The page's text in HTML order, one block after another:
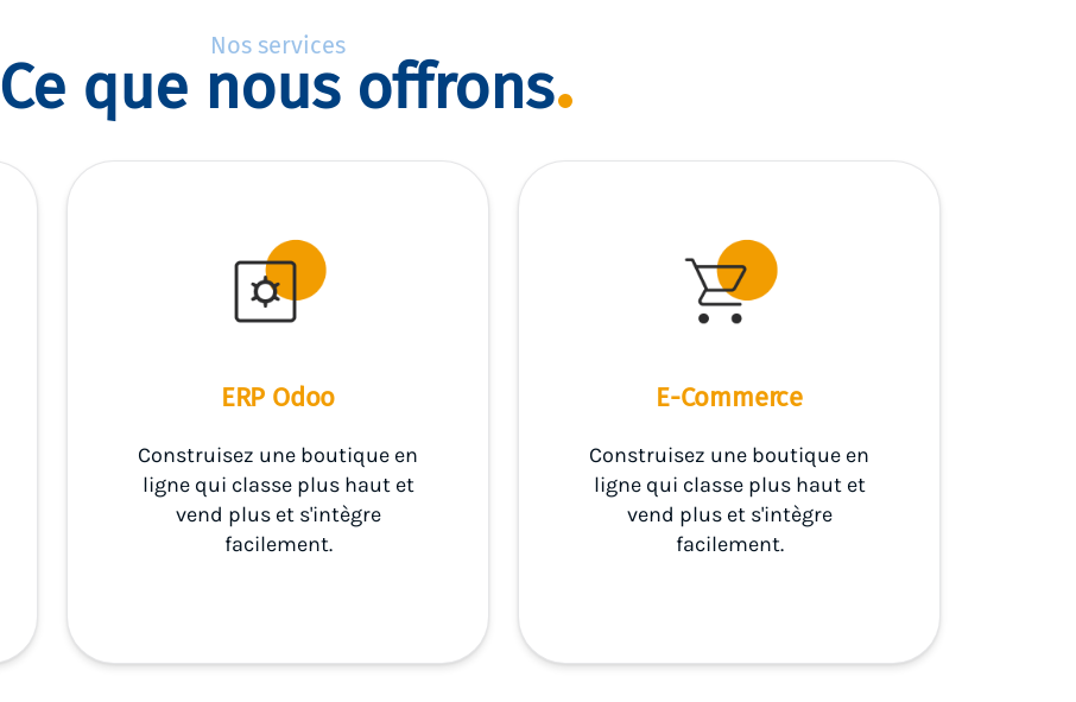
Nos services
Ce que nous offrons
ERP Odoo
Construisez une boutique en
ligne qui classe plus haut et
vend plus et s'intègre
facilement.
E-Commerce
Construisez une boutique en
ligne qui classe plus haut et
vend plus et s'intègre
facilement.